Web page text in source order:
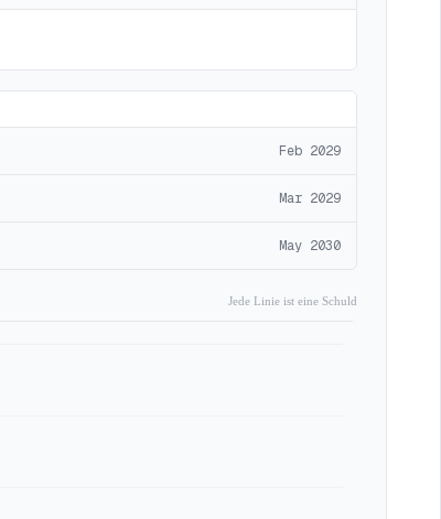
Feb 2029
Mar 2029
May 2030
Jede Linie ist eine Schuld